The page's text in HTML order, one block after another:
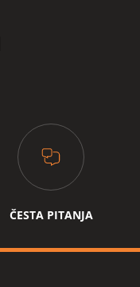
ČESTA PITANJA